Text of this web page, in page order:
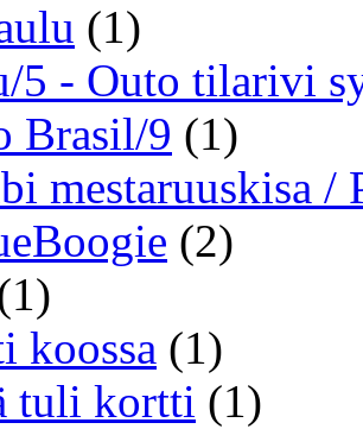
(1)
5 - Outo tilarivi
Brasil/9 (1)
mestaruuskisa /
(2)
koossa (1)
tuli kortti (1)